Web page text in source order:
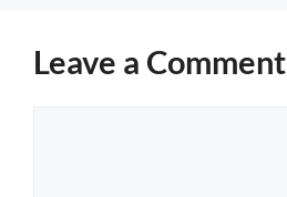
Leave a Comment